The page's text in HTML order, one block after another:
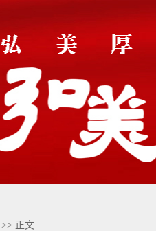
>> 正文